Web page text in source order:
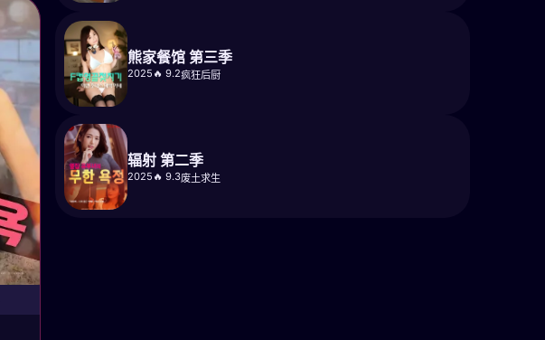
熊家餐馆 第三季
2025 🔥 9.2疯狂后厨
辐射 第二季
2025 🔥 9.3废土求生